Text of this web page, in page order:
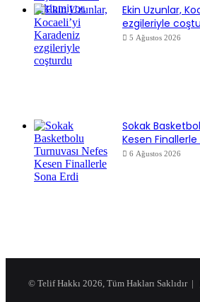
Ekin Uzunlar,
ezgileriyle
5 Ağustos 2026
Sokak
Kesen Finallerle
6 Ağustos 2026
© Telif Hakkı 2026, Tüm Hakları Saklıdır |